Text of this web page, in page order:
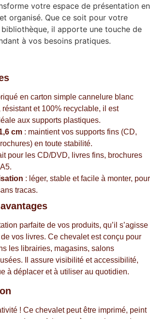
votre espace de présentation en
organisé. Que ce soit pour votre
bibliothèque, il apporte une touche de
à vos besoins pratiques.
en carton simple cannelure blanc
résistant et 100% recyclable, il est
aux supports plastiques.
cm : maintient vos supports fins (CD,
en toute stabilité.
pour les CD/DVD, livres fins, brochures
: léger, stable et facile à monter, pour
tracas.
parfaite de vos produits, qu’il s’agisse
vos livres. Ce chevalet est conçu pour
les librairies, magasins, salons
Il assure visibilité et accessibilité,
à déplacer et à utiliser au quotidien.
! Ce chevalet peut être imprimé, peint